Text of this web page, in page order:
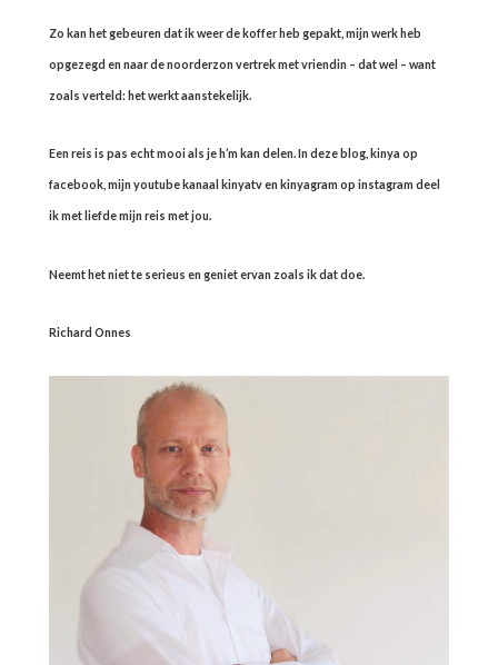
Zo kan het gebeuren dat ik weer de koffer heb gepakt, mijn werk heb
opgezegd en naar de noorderzon vertrek met vriendin – dat wel – want
zoals verteld: het werkt aanstekelijk.
Een reis is pas echt mooi als je h’m kan delen. In deze blog, kinya op
facebook, mijn youtube kanaal kinyatv en kinyagram op instagram deel
ik met liefde mijn reis met jou.
Neemt het niet te serieus en geniet ervan zoals ik dat doe.
Richard Onnes